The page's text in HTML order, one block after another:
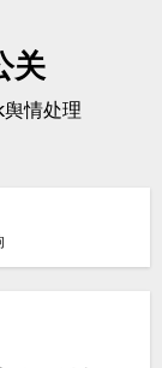
关
情处理